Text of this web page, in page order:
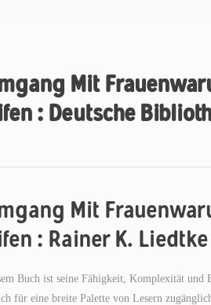
Mit
: Deutsche
Mit
: Rainer K. Liedtke
Buch ist seine Fähigkeit, Komplexität
für eine breite Palette von Lesern